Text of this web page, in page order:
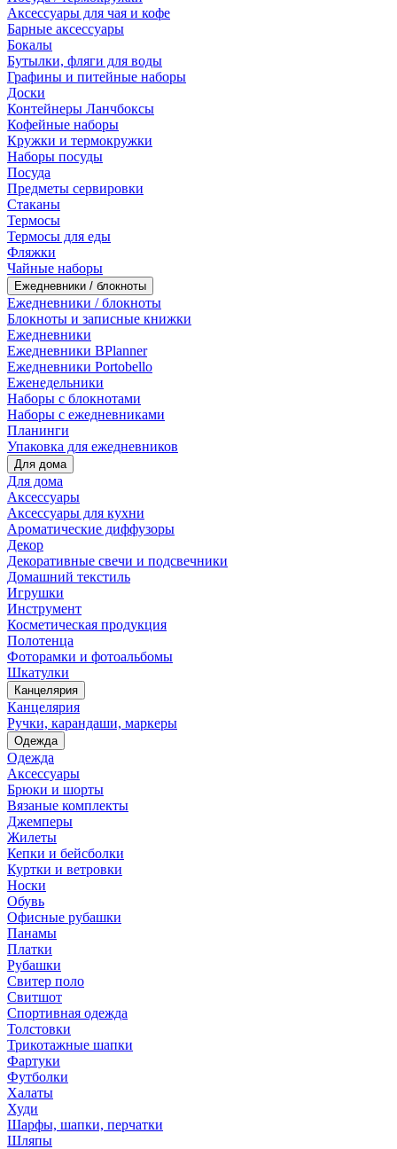
Аксессуары для чая и кофе
Барные аксессуары
Бокалы
Бутылки, фляги для воды
Графины и питейные наборы
Доски
Контейнеры Ланчбоксы
Кофейные наборы
Кружки и термокружки
Наборы посуды
Посуда
Предметы сервировки
Стаканы
Термосы
Термосы для еды
Фляжки
Чайные наборы
Ежедневники / блокноты
Ежедневники / блокноты
Блокноты и записные книжки
Ежедневники
Ежедневники BPlanner
Ежедневники Portobello
Еженедельники
Наборы с блокнотами
Наборы с ежедневниками
Планинги
Упаковка для ежедневников
Для дома
Для дома
Аксессуары
Аксессуары для кухни
Ароматические диффузоры
Декор
Декоративные свечи и подсвечники
Домашний текстиль
Игрушки
Инструмент
Косметическая продукция
Полотенца
Фоторамки и фотоальбомы
Шкатулки
Канцелярия
Канцелярия
Ручки, карандаши, маркеры
Одежда
Одежда
Аксессуары
Брюки и шорты
Вязаные комплекты
Джемперы
Жилеты
Кепки и бейсболки
Куртки и ветровки
Носки
Обувь
Офисные рубашки
Панамы
Платки
Рубашки
Свитер поло
Свитшот
Спортивная одежда
Толстовки
Трикотажные шапки
Фартуки
Футболки
Халаты
Худи
Шарфы, шапки, перчатки
Шляпы